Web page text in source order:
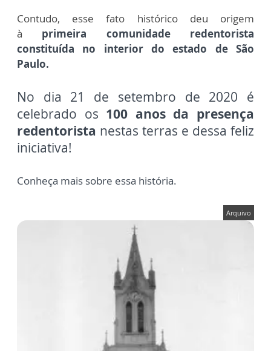
Contudo, esse fato histórico deu origem
à
primeira comunidade redentorista
constituída no interior do estado de São
Paulo.
No dia 21 de setembro de 2020 é
celebrado os 100 anos da presença
redentorista nestas terras e dessa feliz
iniciativa!
Conheça mais sobre essa história.
Arquivo